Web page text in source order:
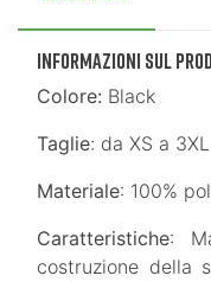
INFORMAZIONI SUL
Colore: Black
Taglie: da XS a 3XL
Materiale: 100%
Caratteristiche:
costruzione della